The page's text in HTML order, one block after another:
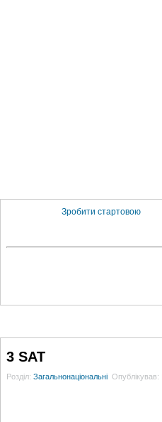
Зробити стартовою
3 SAT
Розділ: Загальнонаціональні